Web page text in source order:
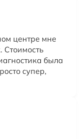
центре мне
Стоимость
была
супер,